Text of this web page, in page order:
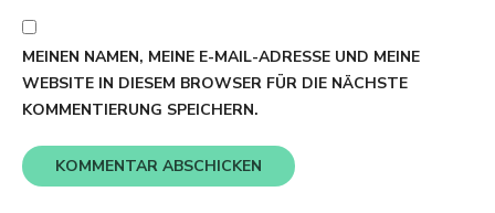
MEINEN NAMEN, MEINE E-MAIL-ADRESSE UND MEINE
WEBSITE IN DIESEM BROWSER FÜR DIE NÄCHSTE
KOMMENTIERUNG SPEICHERN.